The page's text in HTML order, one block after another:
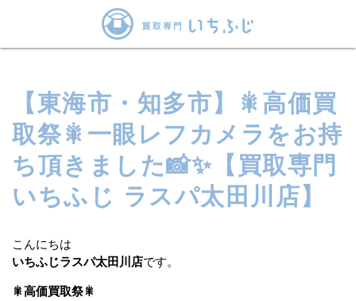
【東海市・知多市】🎇高価買
取祭🎇一眼レフカメラをお持
ち頂きました📸✨【買取専門
いちふじ ラスパ太田川店】
こんにちは
いちふじラスパ太田川店です。
🎇高価買取祭🎇